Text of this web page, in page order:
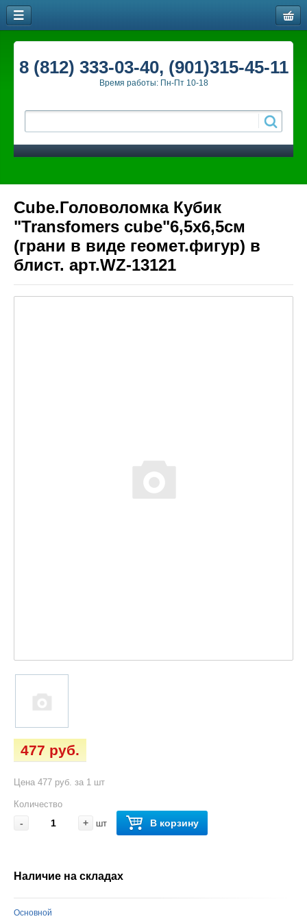
8 (812) 333-03-40, (901)315-45-11
Время работы: Пн-Пт 10-18
Cube.Головоломка Кубик
"Transfomers cube"6,5х6,5см
(грани в виде геомет.фигур) в
блист. арт.WZ-13121
477 руб.
Цена 477 руб. за 1 шт
Количество
- + шт В корзину
Наличие на складах
Основной